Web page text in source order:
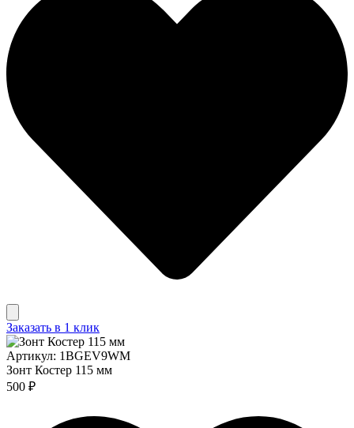
Заказать в 1 клик
Артикул: 1BGEV9WM
Зонт Костер 115 мм
500 ₽